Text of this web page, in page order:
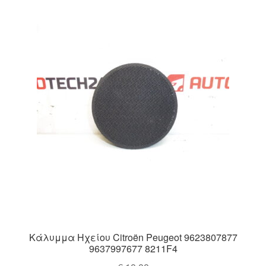
Κάλυμμα Ηχείου Citroën Peugeot 9623807877
9637997677 8211F4